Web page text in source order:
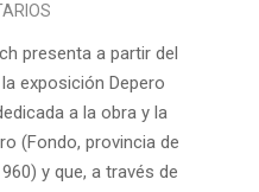
presenta a partir del
exposición Depero
a la obra y la
(Fondo, provincia de
y que, a través de